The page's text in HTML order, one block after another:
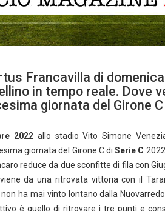
Francavilla di
in tempo reale. Dove
giornata del Girone
2022allo stadio Vito Simone
giornata del Girone C diSerie C
reduce da due sconfitte di fila con
da una ritrovata vittoria con il
ha mai vinto lontano dalla
è quello di ritrovare i tre punti e